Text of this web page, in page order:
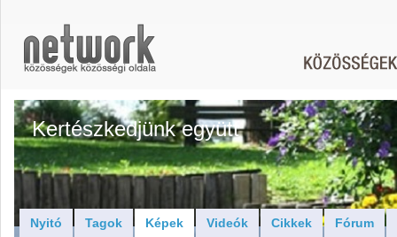
Kertészkedjünk együtt
Nyitó Tagok Képek Videók Cikkek Fórum